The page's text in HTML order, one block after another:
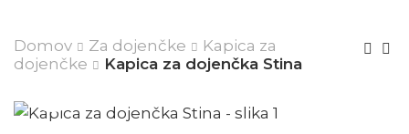
Domov Za dojenčke
Kapica za
dojenčke
Kapica za dojenčka Stina